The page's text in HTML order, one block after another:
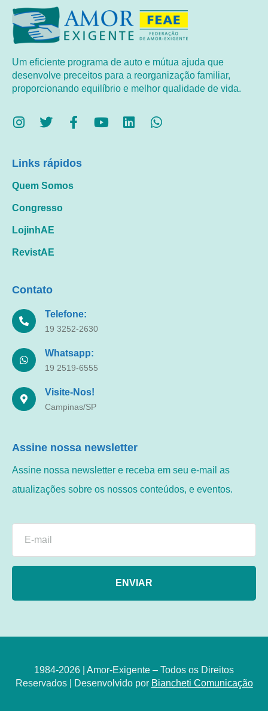
Um eficiente programa de auto e mútua ajuda que
desenvolve preceitos para a reorganização familiar,
proporcionando equilíbrio e melhor qualidade de vida.
Links rápidos
Quem Somos
Congresso
LojinhAE
RevistAE
Contato
Telefone:
19 3252-2630
Whatsapp:
19 2519-6555
Visite-Nos!
Campinas/SP
Assine nossa newsletter
Assine nossa newsletter e receba em seu e-mail as
atualizações sobre os nossos conteúdos, e eventos.
ENVIAR
1984-2026 | Amor-Exigente – Todos os Direitos
Reservados | Desenvolvido por Biancheti Comunicação